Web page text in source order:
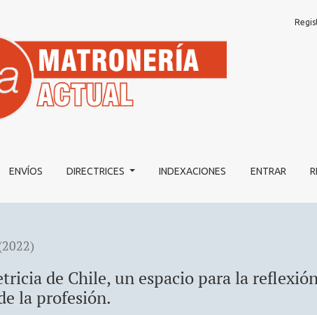
la reflexión y el fortalecimiento de la profesión.
ENVÍOS DIRECTRICES INDEXACIONES ENTRAR
de Chile, un espacio para la
la profesión.